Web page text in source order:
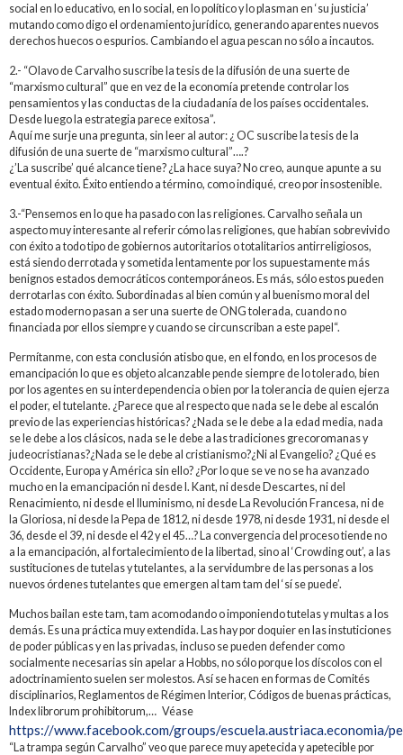
social en lo educativo, en lo social, en lo político y lo plasman en ‘su justicia’
mutando como digo el ordenamiento jurídico, generando aparentes nuevos
derechos huecos o espurios. Cambiando el agua pescan no sólo a incautos.
2.- “Olavo de Carvalho suscribe la tesis de la difusión de una suerte de
“marxismo cultural” que en vez de la economía pretende controlar los
pensamientos y las conductas de la ciudadanía de los países occidentales.
Desde luego la estrategia parece exitosa”.
Aquí me surje una pregunta, sin leer al autor: ¿ OC suscribe la tesis de la
difusión de una suerte de “marxismo cultural”….?
¿’La suscribe’ qué alcance tiene? ¿La hace suya? No creo, aunque apunte a su
eventual éxito. Éxito entiendo a término, como indiqué, creo por insostenible.
3.-“Pensemos en lo que ha pasado con las religiones. Carvalho señala un
aspecto muy interesante al referir cómo las religiones, que habían sobrevivido
con éxito a todo tipo de gobiernos autoritarios o totalitarios antirreligiosos,
está siendo derrotada y sometida lentamente por los supuestamente más
benignos estados democráticos contemporáneos. Es más, sólo estos pueden
derrotarlas con éxito. Subordinadas al bien común y al buenismo moral del
estado moderno pasan a ser una suerte de ONG tolerada, cuando no
financiada por ellos siempre y cuando se circunscriban a este papel“.
Permítanme, con esta conclusión atisbo que, en el fondo, en los procesos de
emancipación lo que es objeto alcanzable pende siempre de lo tolerado, bien
por los agentes en su interdependencia o bien por la tolerancia de quien ejerza
el poder, el tutelante. ¿Parece que al respecto que nada se le debe al escalón
previo de las experiencias históricas? ¿Nada se le debe a la edad media, nada
se le debe a los clásicos, nada se le debe a las tradiciones grecoromanas y
judeocristianas?¿Nada se le debe al cristianismo?¿Ni al Evangelio? ¿Qué es
Occidente, Europa y América sin ello? ¿Por lo que se ve no se ha avanzado
mucho en la emancipación ni desde I. Kant, ni desde Descartes, ni del
Renacimiento, ni desde el Iluminismo, ni desde La Revolución Francesa, ni de
la Gloriosa, ni desde la Pepa de 1812, ni desde 1978, ni desde 1931, ni desde el
36, desde el 39, ni desde el 42 y el 45…? La convergencia del proceso tiende no
a la emancipación, al fortalecimiento de la libertad, sino al ‘Crowding out’, a las
sustituciones de tutelas y tutelantes, a la servidumbre de las personas a los
nuevos órdenes tutelantes que emergen al tam tam del ‘sí se puede’.
Muchos bailan este tam, tam acomodando o imponiendo tutelas y multas a los
demás. Es una práctica muy extendida. Las hay por doquier en las instuticiones
de poder públicas y en las privadas, incluso se pueden defender como
socialmente necesarias sin apelar a Hobbs, no sólo porque los díscolos con el
adoctrinamiento suelen ser molestos. Así se hacen en formas de Comités
disciplinarios, Reglamentos de Régimen Interior, Códigos de buenas prácticas,
Index librorum prohibitorum,… Véase
https://www.facebook.com/groups/
“La trampa según Carvalho” veo que parece muy apetecida y apetecible por